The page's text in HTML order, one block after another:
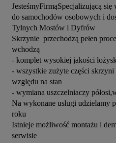
JesteśmyFirmąSpecjalizującą
do samochodów osobowych i
Tylnych Mostów i Dyfrów
Skrzynie  przechodzą pełen
wchodzą
- komplet wysokiej jakości
- wszystkie zużyte części
względu na stan
- wymiana uszczelniaczy
Na wykonane usługi udzielamy
roku
Istnieje możliwość montażu i
serwisie